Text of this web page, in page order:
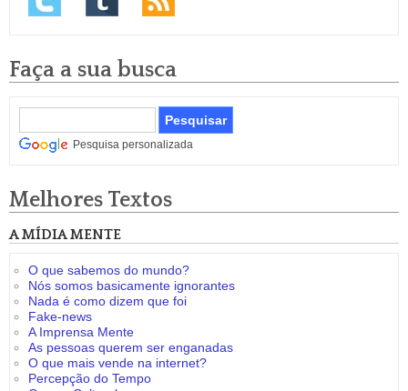
Faça a sua busca
Pesquisa personalizada
Melhores Textos
A MÍDIA MENTE
O que sabemos do mundo?
Nós somos basicamente ignorantes
Nada é como dizem que foi
Fake-news
A Imprensa Mente
As pessoas querem ser enganadas
O que mais vende na internet?
Percepção do Tempo